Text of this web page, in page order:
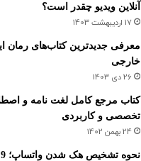
آنلاین ویدیو چقدر است؟
17 اردیبهشت 1403
معرفی جدیدترین کتاب‌های رمان
خارجی
26 دی 1403
کتاب مرجع کامل لغت نامه و
تخصصی و کاربردی
24 بهمن 1402